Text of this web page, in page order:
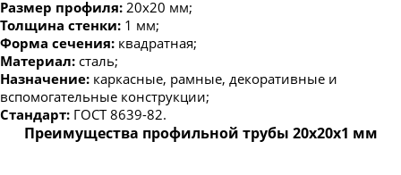
Размер профиля: 20х20 мм;
Толщина стенки: 1 мм;
Форма сечения: квадратная;
Материал: сталь;
Назначение: каркасные, рамные, декоративные и
вспомогательные конструкции;
Стандарт: ГОСТ 8639-82.
Преимущества профильной трубы 20х20х1 мм